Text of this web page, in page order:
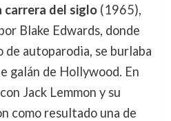
carrera del siglo(1965),
Blake Edwards, donde
autoparodia, se burlaba
galán de Hollywood. En
Jack Lemmon y su
como resultado una de